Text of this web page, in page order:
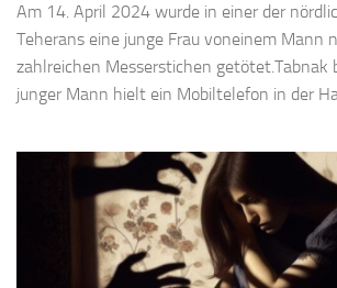
Am 14. April 2024 wurde in einer der
Teherans eine junge Frau voneinem Mann
zahlreichen Messerstichen getötet.Tabnak
junger Mann hielt ein Mobiltelefon in der